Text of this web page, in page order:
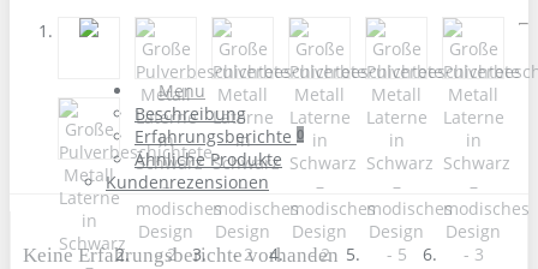
Menu
Beschreibung
Erfahrungsberichte 0
Ähnliche Produkte
Kundenrezensionen
Keine Erfahrungsberichte vorhanden